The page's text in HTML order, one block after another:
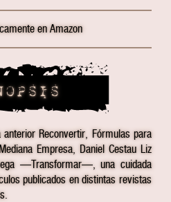
en Amazon
Reconvertir, Fórmulas para
Empresa, Daniel Cestau Liz
—Transformar—, una cuidada
publicados en distintas revistas